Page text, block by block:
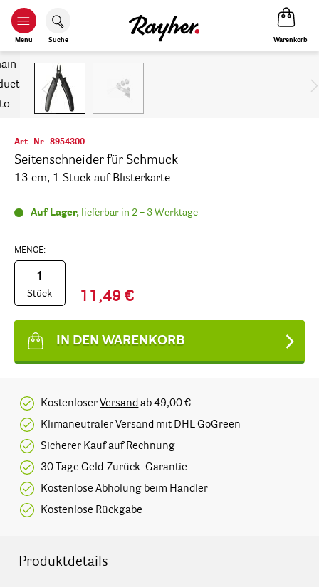
Menü Suche Warenkorb
Art.-Nr. 8954300
Seitenschneider für Schmuck
13 cm, 1 Stück auf Blisterkarte
Auf Lager, lieferbar in 2 – 3 Werktage
IN DEN WARENKORB
MENGE:
Stück 11,49 €
KostenloserVersand ab 49,00 €
Klimaneutraler Versand mit DHL GoGreen
Sicherer Kauf auf Rechnung
30 Tage Geld-Zurück-Garantie
Kostenlose Abholung beim Händler
Kostenlose Rückgabe
Produktdetails